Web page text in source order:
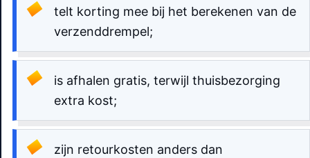
telt korting mee bij het berekenen van de
verzenddrempel;
is afhalen gratis, terwijl thuisbezorging
extra kost;
zijn retourkosten anders dan